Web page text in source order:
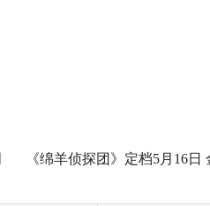
《绵羊侦探团》定档5月16日